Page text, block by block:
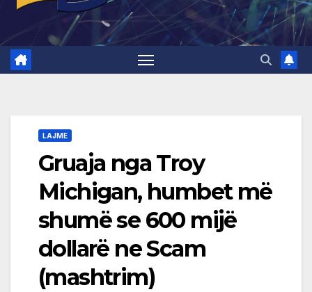
LAJME
Gruaja nga Troy
Michigan, humbet më
shumë se 600 mijë
dollarë ne Scam
(mashtrim)